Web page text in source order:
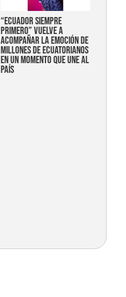
“Ecuador siempre
primero” vuelve a
acompañar la emoción de
millones de ecuatorianos
en un momento que une al
país